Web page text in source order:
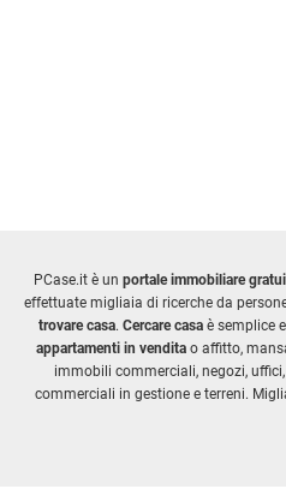
PCase.it è un portale immobiliare
effettuate migliaia di ricerche da
trovare casa. Cercare casaè semplice
appartamenti in vendita o affitto,
immobili commerciali, negozi,
commerciali in gestione e terreni.